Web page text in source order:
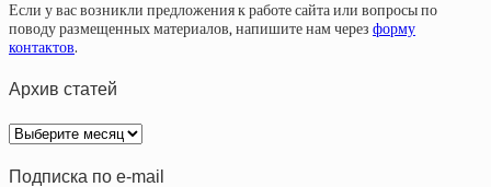
Если у вас возникли предложения к работе сайта или вопросы по
поводу размещенных материалов, напишите нам через форму
контактов.
Архив статей
Архив
статей
Подписка по e-mail